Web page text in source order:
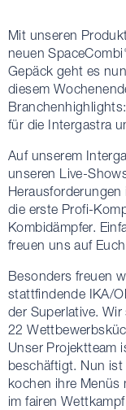
Mit unseren
neuen SpaceCombi
Gepäck geht es
diesem
für die Intergastra
Auf unserem
unseren Live-
die erste Profi-
Kombidämpfer.
freuen uns auf
Besonders freuen
stattfindende IKA/
der Superlative.
22
Unser Projektteam
beschäftigt. Nun ist
kochen ihre Menüs
im fairen